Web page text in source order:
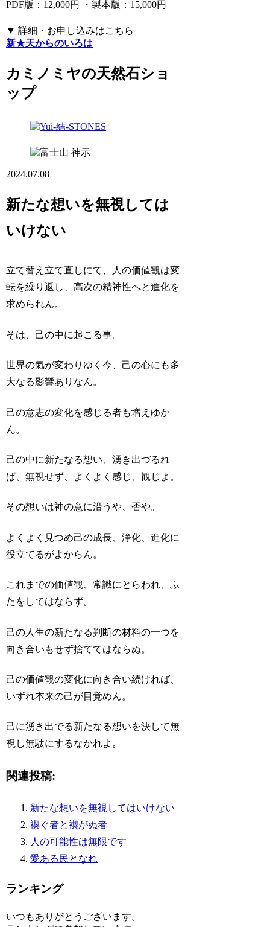
PDF版：12,000円 ・製本版：15,000円
▼ 詳細・お申し込みはこちら
新★天からのいろは
カミノミヤの天然石ショ
ップ
神示
2024.07.08
新たな想いを無視しては
いけない
立て替え立て直しにて、人の価値観は変
転を繰り返し、高次の精神性へと進化を
求められん。
そは、己の中に起こる事。
世界の氣が変わりゆく今、己の心にも多
大なる影響ありなん。
己の意志の変化を感じる者も増えゆか
ん。
己の中に新たなる想い、湧き出づるれ
ば、無視せず、よくよく感じ、観じよ。
その想いは神の意に沿うや、否や。
よくよく見つめ己の成長、浄化、進化に
役立てるがよからん。
これまでの価値観、常識にとらわれ、ふ
たをしてはならず。
己の人生の新たなる判断の材料の一つを
向き合いもせず捨ててはならぬ。
己の価値観の変化に向き合い続ければ、
いずれ本来の己が目覚めん。
己に湧き出でる新たなる想いを決して無
視し無駄にするなかれよ。
関連投稿:
新たな想いを無視してはいけない
禊ぐ者と禊がぬ者
人の可能性は無限です
愛ある民となれ
ランキング
いつもありがとうございます。